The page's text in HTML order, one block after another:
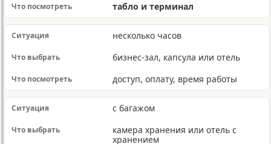
табло и терминал
несколько часов
бизнес-зал, капсула или отель
доступ, оплату, время работы
с багажом
камера хранения или отель с
хранением